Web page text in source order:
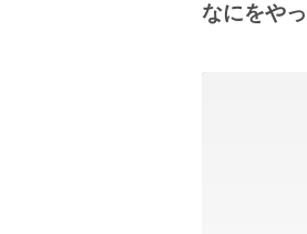
なにをや